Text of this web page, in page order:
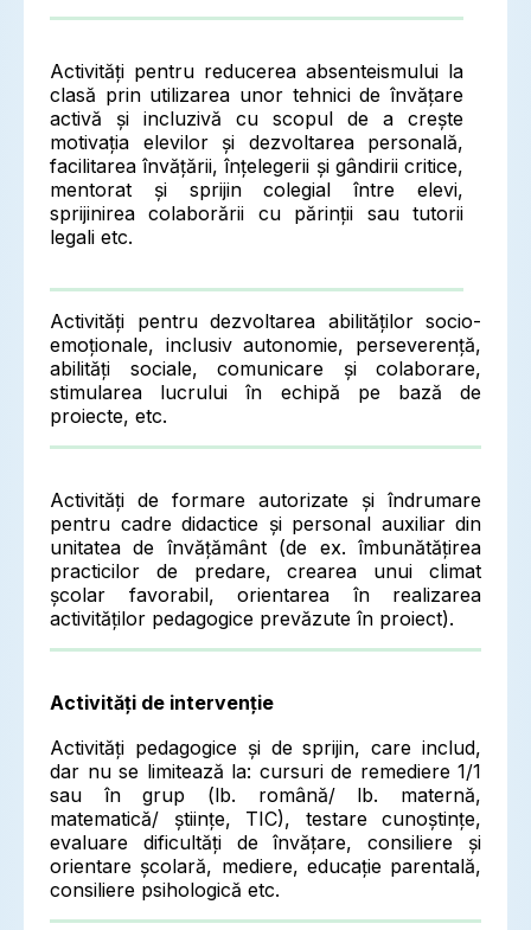
Activități pentru reducerea absenteismului la
clasă prin utilizarea unor tehnici de învățare
activă și incluzivă cu scopul de a crește
motivația elevilor și dezvoltarea personală,
facilitarea învățării, înțelegerii și gândirii critice,
mentorat și sprijin colegial între elevi,
sprijinirea colaborării cu părinții sau tutorii
legali etc.
Activități pentru dezvoltarea abilităților socio-
emoționale, inclusiv autonomie, perseverență,
abilități sociale, comunicare și colaborare,
stimularea lucrului în echipă pe bază de
proiecte, etc.
Activități de formare autorizate și îndrumare
pentru cadre didactice și personal auxiliar din
unitatea de învățământ (de ex. îmbunătățirea
practicilor de predare, crearea unui climat
școlar favorabil, orientarea în realizarea
activităților pedagogice prevăzute în proiect).
Activități de intervenție
Activități pedagogice și de sprijin, care includ,
dar nu se limitează la: cursuri de remediere 1/1
sau în grup (lb. română/ lb. maternă,
matematică/ științe, TIC), testare cunoștințe,
evaluare dificultăți de învățare, consiliere și
orientare școlară, mediere, educație parentală,
consiliere psihologică etc.